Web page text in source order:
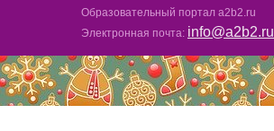
Образовательный портал a2b2.ru
Электронная почта: info@a2b2.ru